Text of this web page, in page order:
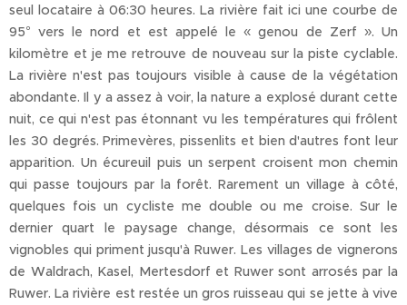
seul locataire à 06:30 heures. La rivière fait ici une courbe de
95° vers le nord et est appelé le « genou de Zerf ». Un
kilomètre et je me retrouve de nouveau sur la piste cyclable.
La rivière n'est pas toujours visible à cause de la végétation
abondante. Il y a assez à voir, la nature a explosé durant cette
nuit, ce qui n'est pas étonnant vu les températures qui frôlent
les 30 degrés. Primevères, pissenlits et bien d'autres font leur
apparition. Un écureuil puis un serpent croisent mon chemin
qui passe toujours par la forêt. Rarement un village à côté,
quelques fois un cycliste me double ou me croise. Sur le
dernier quart le paysage change, désormais ce sont les
vignobles qui priment jusqu'à Ruwer. Les villages de vignerons
de Waldrach, Kasel, Mertesdorf et Ruwer sont arrosés par la
Ruwer. La rivière est restée un gros ruisseau qui se jette à vive